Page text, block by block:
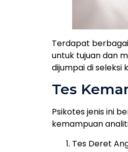
Terdapat
untuk tujuan dan
dijumpai di seleksi
Tes
Psikotes jenis ini
kemampuan
Tes Deret